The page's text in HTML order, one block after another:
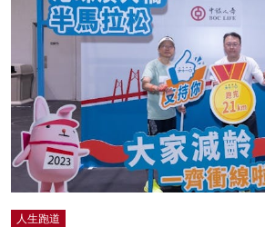
人生跑道